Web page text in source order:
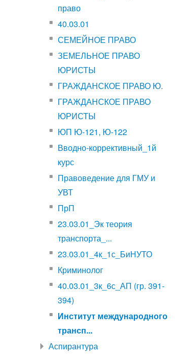
право
40.03.01
СЕМЕЙНОЕ ПРАВО
ЗЕМЕЛЬНОЕ ПРАВО
ЮРИСТЫ
ГРАЖДАНСКОЕ ПРАВО Ю.
ГРАЖДАНСКОЕ ПРАВО
ЮРИСТЫ
ЮП Ю-121, Ю-122
Вводно-коррективный_1й
курс
Правоведение для ГМУ и
УВТ
ПрП
23.03.01_Эк теория
транспорта_...
23.03.01_4к_1с_БиНУТО
Криминолог
40.03.01_3к_6с_АП (гр. 391-
394)
Институт международного
трансп...
Аспирантура